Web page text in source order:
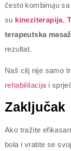
često kombinuju
su kineziterapija,
terapeutska
rezultat.
Naš cilj nije samo
rehabilitacija i
Zaključak
Ako tražite
bola i vratite se